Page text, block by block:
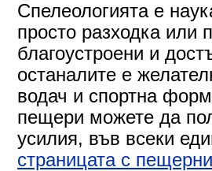
Спелеологията е
просто разходка или
благоустроени и
останалите е
водач и спортна
пещери можете да
усилия, във всеки
страницата с